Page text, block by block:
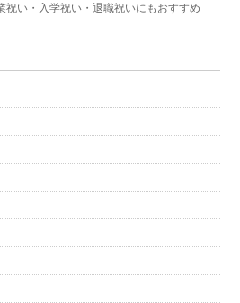
祝い・入学祝い・退職祝いにもおすすめ